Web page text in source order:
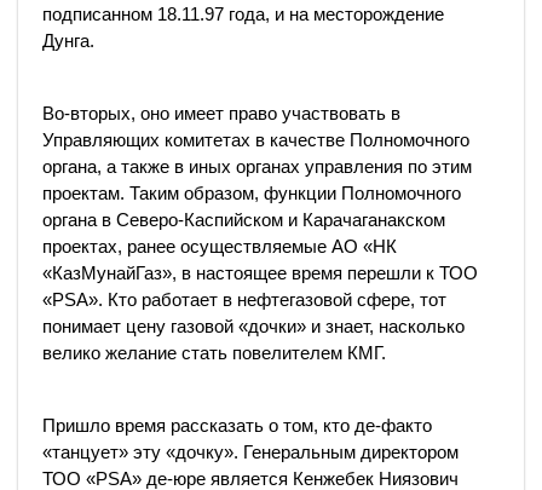
подписанном 18.11.97 года, и на месторождение
Дунга.
Во-вторых, оно имеет право участвовать в
Управляющих комитетах в качестве Полномочного
органа, а также в иных органах управления по этим
проектам. Таким образом, функции Полномочного
органа в Северо-Каспийском и Карачаганакском
проектах, ранее осуществляемые АО «НК
«КазМунайГаз», в настоящее время перешли к ТОО
«PSA». Кто работает в нефтегазовой сфере, тот
понимает цену газовой «дочки» и знает, насколько
велико желание стать повелителем КМГ.
Пришло время рассказать о том, кто де-факто
«танцует» эту «дочку». Генеральным директором
ТОО «PSA» де-юре является Кенжебек Ниязович